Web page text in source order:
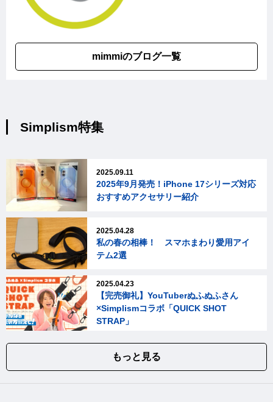
mimmiのブログ一覧
Simplism特集
2025.09.11
2025年9月発売！iPhone 17シリーズ対応
おすすめアクセサリー紹介
2025.04.28
私の春の相棒！ スマホまわり愛用アイ
テム2選
2025.04.23
【完売御礼】YouTuberぬふぬふさん
×Simplismコラボ「QUICK SHOT
STRAP」
もっと見る